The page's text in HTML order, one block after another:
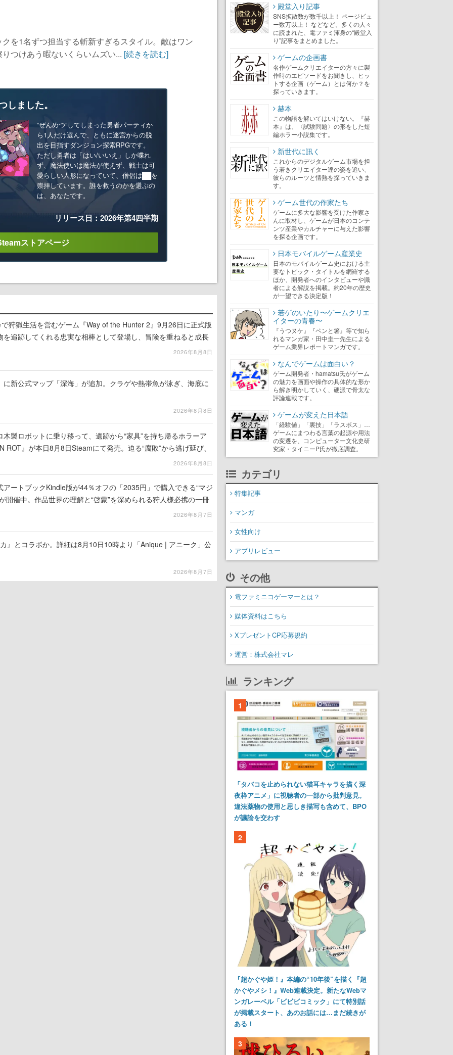
を1名ずつ担当する斬新すぎるスタイル。敵はワン
つけあう暇ないくらいムズい... [続きを読む]
しました。
“ぜんめつ”してしまった勇者パーティか
ら1人だけ選んで、ともに迷宮からの脱
出を目指すダンジョン探索RPGです。
ただし勇者は「はい/いいえ」しか喋れ
ず、魔法使いは魔法が使えず、戦士は可
愛らしい人形になっていて、僧侶は██を
崇拝しています。誰を救うのかを選ぶの
は、あなたです。
リリース日：2026年第4四半期
ストアページ
で狩猟生活を営むゲーム『Way of the Hunter 2』9月26日に正式版
を追跡してくれる忠実な相棒として登場し、冒険を重ねると成長
2026年8月8日
新公式マップ「深海」が追加。クラゲや熱帯魚が泳ぎ、海底に
2026年8月8日
製ロボットに乗り移って、遺跡から“家具”を持ち帰るホラーア
ROT』が本日8月8日Steamにて発売。迫る“腐敗”から逃げ延び、
2026年8月8日
ートブックKindle版が44％オフの「2035円」で購入できる“マジ
開催中。作品世界の理解と“啓蒙”を深められる狩人様必携の一冊
2026年8月7日
』とコラボか。詳細は8月10日10時より「Anique | アニーク」公
2026年8月7日
殿堂入り記事
SNS拡散数が数千以上！ ページビュ
ー数万以上！ などなど。多くの人々
に読まれた、電ファミ渾身の“殿堂入
り”記事をまとめました。
ゲームの企画書
名作ゲームクリエイターの方々に製
作時のエピソードをお聞きし、ヒッ
トする企画（ゲーム）とは何か？を
探っていきます。
赫本
この物語を解いてはいけない。『赫
本』は、〈試験問題〉の形をした短
編ホラー小説集です。
新世代に訊く
これからのデジタルゲーム市場を担
う若きクリエイター達の姿を追い、
彼らのルーツと情熱を探っていきま
す。
ゲーム世代の作家たち
ゲームに多大な影響を受けた作家さ
んに取材し、ゲームが日本のコンテ
ンツ産業やカルチャーに与えた影響
を探る企画です。
日本モバイルゲーム産業史
日本のモバイルゲーム史における主
要なトピック・タイトルを網羅する
ほか、開発者へのインタビューや識
者による解説を掲載。約20年の歴史
が一望できる決定版！
若ゲのいたり〜ゲームクリエ
イターの青春〜
『うつヌケ』『ペンと箸』等で知ら
れるマンガ家・田中圭一先生による
ゲーム業界レポートマンガです。
なんでゲームは面白い？
ゲーム開発者・hamatsu氏がゲーム
の魅力を画面や操作の具体的な形か
ら解き明かしていく、硬派で骨太な
評論連載です。
ゲームが変えた日本語
「経験値」「裏技」「ラスボス」…
ゲームにまつわる言葉の起源や用法
の変遷を、コンピューター文化史研
究家・タイニーP氏が徹底調査。
カテゴリ
特集記事
マンガ
女性向け
アプリレビュー
その他
電ファミニコゲーマーとは？
媒体資料はこちら
XプレゼントCP応募規約
運営：株式会社マレ
ランキング
1
「タバコを止められない猫耳キャラを描く深
夜枠アニメ」に視聴者の一部から批判意見。
違法薬物の使用と思しき描写も含めて、BPO
が議論を交わす
2
『超かぐや姫！』本編の“10年後”を描く『超
かぐやメシ！』Web連載決定。新たなWebマ
ンガレーベル「ビビビコミック」にて特別話
が掲載スタート、あのお話には…まだ続きが
ある！
3